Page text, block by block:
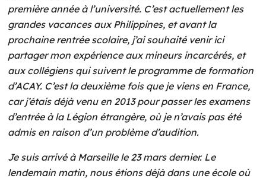
première année à l’université. C’est actuellement les
grandes vacances aux Philippines, et avant la
prochaine rentrée scolaire, j’ai souhaité venir ici
partager mon expérience aux mineurs incarcérés, et
aux collégiens qui suivent le programme de formation
d’ACAY. C’est la deuxième fois que je viens en France,
car j’étais déjà venu en 2013 pour passer les examens
d’entrée à la Légion étrangère, où je n’avais pas été
admis en raison d’un problème d’audition.
Je suis arrivé à Marseille le 23 mars dernier. Le
lendemain matin, nous étions déjà dans une école où